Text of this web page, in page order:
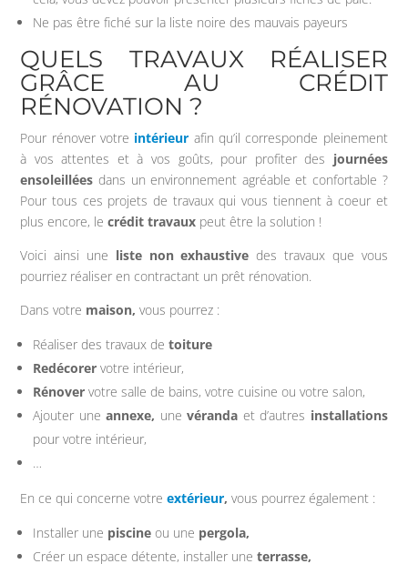
Ne pas être fiché sur la liste noire des mauvais payeurs
QUELS TRAVAUX RÉALISER
GRÂCE AU CRÉDIT
RÉNOVATION ?
Pour rénover votre intérieur afin qu’il corresponde pleinement
à vos attentes et à vos goûts, pour profiter des journées
ensoleillées dans un environnement agréable et confortable ?
Pour tous ces projets de travaux qui vous tiennent à coeur et
plus encore, lecrédit travaux peut être la solution !
Voici ainsi une liste non exhaustive des travaux que vous
pourriez réaliser en contractant un prêt rénovation.
Dans votre maison, vous pourrez :
Réaliser des travaux detoiture
Redécorer votre intérieur,
Rénover votre salle de bains, votre cuisine ou votre salon,
Ajouter uneannexe, unevéranda et d’autres installations
pour votre intérieur,
…
En ce qui concerne votreextérieur, vous pourrez également :
Installer une piscine ou une pergola,
Créer un espace détente, installer uneterrasse,